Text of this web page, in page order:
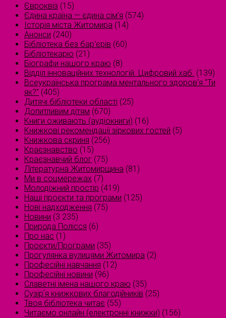
Євроквіз (15)
Єдина країна — єдина сім’я (574)
Історія міста Житомира (14)
Анонси (240)
Бібліотека без бар'єрів (60)
Бібліотекарю (21)
Біографи нашого краю (8)
Відділ інноваційних технологій. Цифровий хаб. (139)
Всеукраїнська програма ментального здоров'я "Ти
як?" (405)
Дитячі бібліотеки області (25)
Допитливим дітям (670)
Книги оживають (аудіокниги) (16)
Книжкові рекомендації зіркових гостей (5)
Книжкова скриня (256)
Краєзнавство (15)
Краєзнавчий блог (75)
Літературна Житомирщина (81)
Ми в соцмережах (7)
Молодіжний простір (419)
Наші проєкти та програми (125)
Нові надходження (75)
Новини (3 235)
Природа Полісся (6)
Про нас (1)
Проєкти/Програми (35)
Прогулянка вулицями Житомира (2)
Професійні навчання (12)
Професійні новини (96)
Славетні імена нашого краю (35)
Сузірʼя книжкових благодійників (25)
Твоя бібліотека читає (55)
Читаємо онлайн (електронні книжки) (156)